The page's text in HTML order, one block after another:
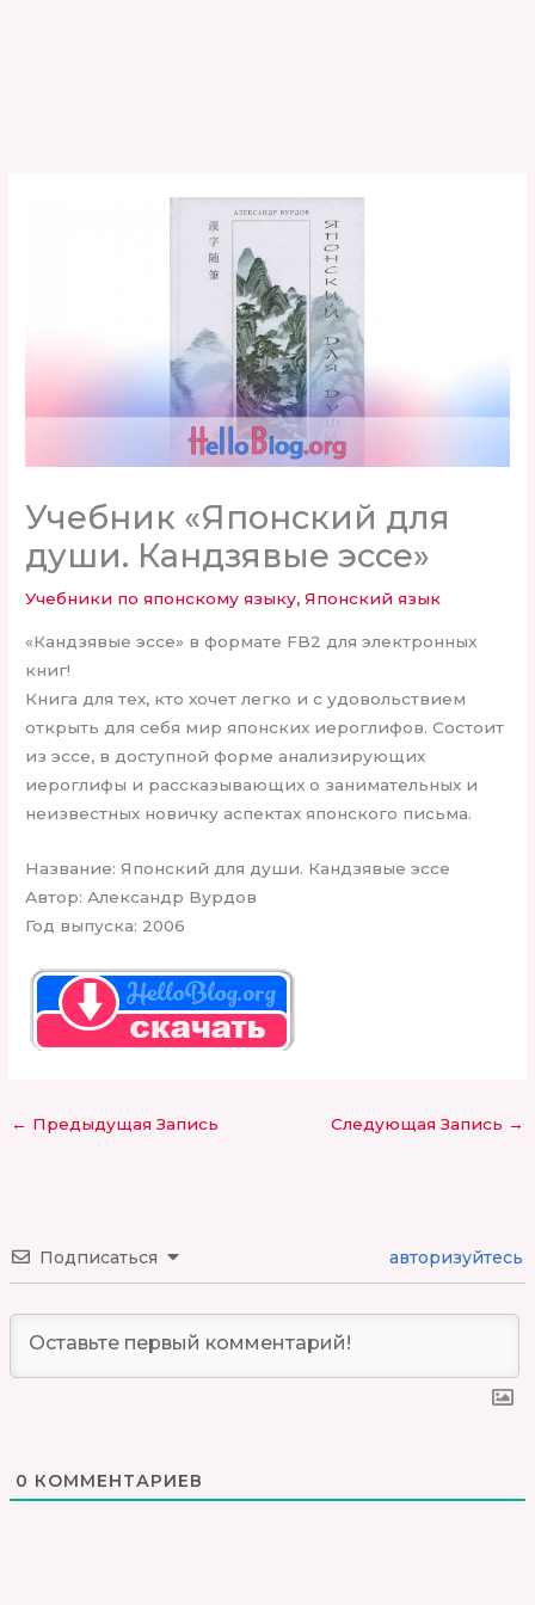
Учебник «Японский для
души. Кандзявые эссе»
Учебники по японскому языку,Японский язык
«Кандзявые эссе» в формате FB2 для электронных
книг!
Книга для тех, кто хочет легко и с удовольствием
открыть для себя мир японских иероглифов. Состоит
из эссе, в доступной форме анализирующих
иероглифы и рассказывающих о занимательных и
неизвестных новичку аспектах японского письма.
Название: Японский для души. Кандзявые эссе
Автор: Александр Вурдов
Год выпуска: 2006
← Предыдущая Запись Следующая Запись →
Подписаться авторизуйтесь
0 КОММЕНТАРИЕВ